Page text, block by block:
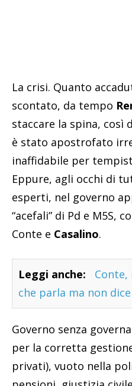
La crisi. Quanto
scontato, da tempo
staccare la spina, così
è stato apostrofato
inaffidabile per
Eppure, agli occhi di
esperti, nel governo
“acefali” di Pd e M5S,
Conte e Casalino.
Leggi anche:
Conte,
che parla ma non dice
Governo senza
per la corretta
privati), vuoto nella